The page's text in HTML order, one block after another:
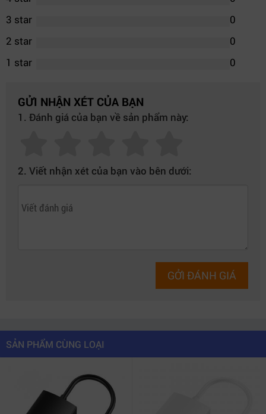
3 star
0
2 star
0
1 star
0
GỬI NHẬN XÉT CỦA BẠN
1. Đánh giá của bạn về sản phẩm này:
2. Viết nhận xét của bạn vào bên dưới:
GỞI ĐÁNH GIÁ
SẢN PHẨM CÙNG LOẠI